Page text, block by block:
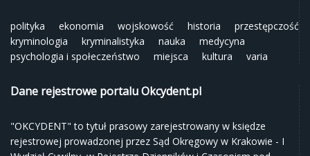
polityka ekonomia wojskowość historia
przestępczość
kryminologia
kryminalistyka nauka
medycyna
psychologia i społeczeństwo
miejsca kultura varia
Dane rejestrowe portalu Okcydent.pl
"OKCYDENT" to tytuł prasowy zarejestrowany w księdze
rejestrowej prowadzonej przez Sąd Okręgowy w Krakowie - I